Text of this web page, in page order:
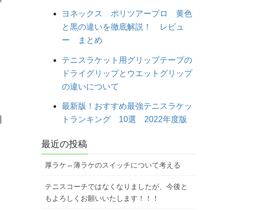
ヨネックス ポリツアープロ 黄色
と黒の違いを徹底解説！ レビュ
ー まとめ
テニスラケット用グリップテープの
ドライグリップとウエットグリップ
の違いについて
最新版！おすすめ最強テニスラケッ
トランキング 10選 2022年度版
最近の投稿
厚ラケ⇔薄ラケのスイッチについて考える
テニスコーチではなくなりましたが、今後と
もよろしくお願いいたします！！！